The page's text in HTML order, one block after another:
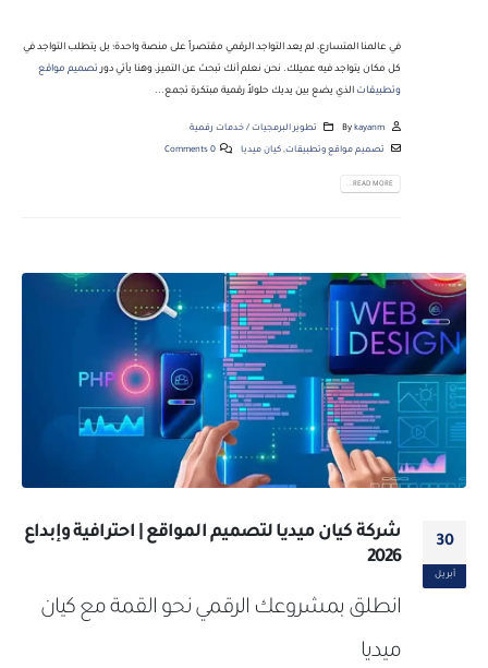
في عالمنا المتسارع، لم يعد التواجد الرقمي مقتصراً على منصة واحدة؛ بل يتطلب التواجد في
كل مكان يتواجد فيه عميلك. نحن نعلم أنك تبحث عن التميز، وهنا يأتي دور تصميم مواقع
وتطبيقات الذي يضع بين يديك حلولاً رقمية مبتكرة تجمع...
By kayanm تطوير البرمجيات / خدمات رقمية
تصميم مواقع وتطبيقات, كيان ميديا 0 Comments
READ MORE...
30
أبريل
شركة كيان ميديا لتصميم المواقع | احترافية وإبداع
2026
انطلق بمشروعك الرقمي نحو القمة مع كيان
ميديا